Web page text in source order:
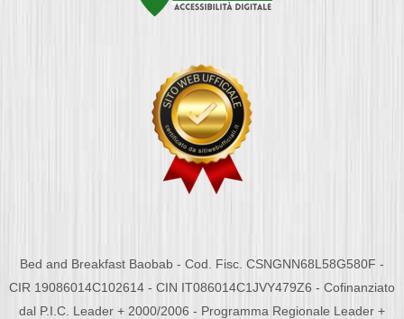
Bed and Breakfast Baobab - Cod. Fisc. CSNGNN68L58G580F -
CIR 19086014C102614 - CIN IT086014C1JVY479Z6 - Cofinanziato
dal P.I.C. Leader + 2000/2006 - Programma Regionale Leader +